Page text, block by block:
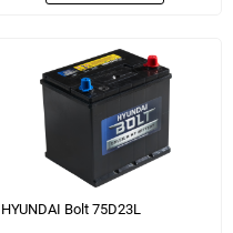
HYUNDAI Bolt 75D23L